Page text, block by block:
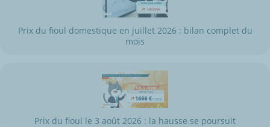
Prix du fioul domestique en juillet 2026 : bilan complet du
mois
Prix du fioul le 3 août 2026 : la hausse se poursuit